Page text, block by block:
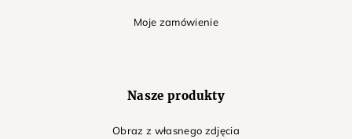
Moje zamówienie
Nasze produkty
Obraz z własnego zdjęcia